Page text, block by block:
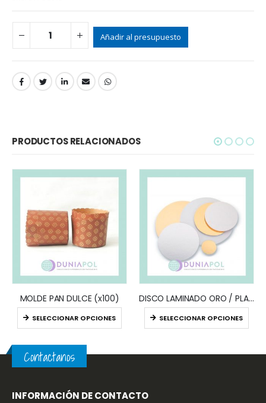
Añadir al presupuesto
PRODUCTOS RELACIONADOS
DULCE (x100)
OPCIONES
DISCO LAMINADO ORO / PLATA (x10)
SELECCIONAR OPCIONES
VASO
Contactanos
INFORMACIÓN DE CONTACTO